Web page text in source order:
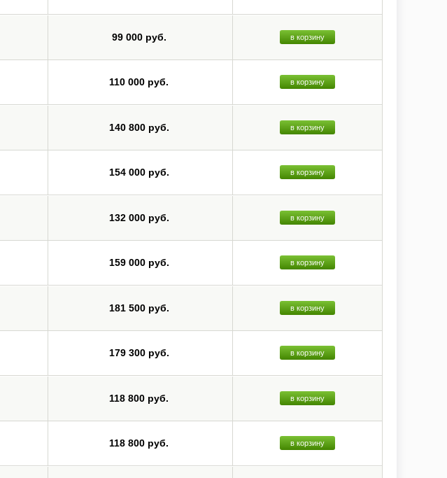
99 000 руб. в корзину
110 000 руб. в корзину
140 800 руб. в корзину
154 000 руб. в корзину
132 000 руб. в корзину
159 000 руб. в корзину
181 500 руб. в корзину
179 300 руб. в корзину
118 800 руб. в корзину
118 800 руб. в корзину